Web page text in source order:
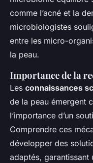
comme l’acné et la
microbiologistes
entre les micro-
la peau.
Importance de la
Les connaissances
de la peau émergent
l’importance d’un
Comprendre ces
développer des
adaptés,